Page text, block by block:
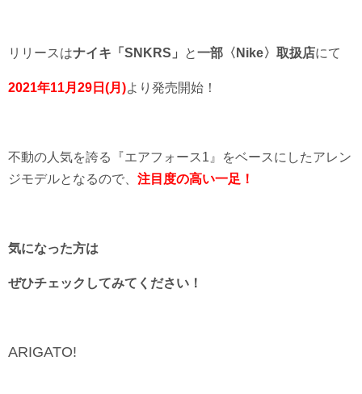
リリースはナイキ「SNKRS」 と一部〈Nike〉取扱店にて
2021年11月29日(月)より発売開始！
不動の人気を誇る『エアフォース1』をベースにしたアレン
ジモデルとなるので、 注目度の高い一足！
気になった方は
ぜひチェックしてみてください！
ARIGATO!